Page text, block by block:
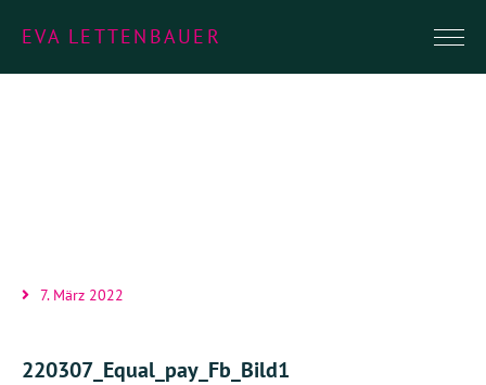
EVA LETTENBAUER
7. März 2022
220307_Equal_pay_Fb_Bild1